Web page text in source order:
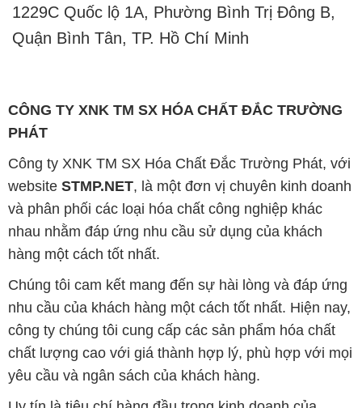
1229C Quốc lộ 1A, Phường Bình Trị Đông B,
Quận Bình Tân, TP. Hồ Chí Minh
CÔNG TY XNK TM SX HÓA CHẤT ĐẮC TRƯỜNG
PHÁT
Công ty XNK TM SX Hóa Chất Đắc Trường Phát, với
website STMP.NET, là một đơn vị chuyên kinh doanh
và phân phối các loại hóa chất công nghiệp khác
nhau nhằm đáp ứng nhu cầu sử dụng của khách
hàng một cách tốt nhất.
Chúng tôi cam kết mang đến sự hài lòng và đáp ứng
nhu cầu của khách hàng một cách tốt nhất. Hiện nay,
công ty chúng tôi cung cấp các sản phẩm hóa chất
chất lượng cao với giá thành hợp lý, phù hợp với mọi
yêu cầu và ngân sách của khách hàng.